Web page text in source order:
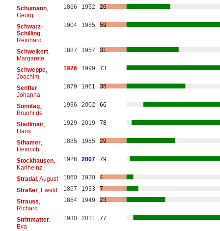
Schumann,
Georg
1866 1952 26
Schwarz-
Schilling,
Reinhard
1904 1985 59
Schweikert,
Margarete
1887 1957 31
Schweppe,
Joachim
1926 1999 73
Senfter,
Johanna
1879 1961 35
Sonntag,
Brunhilde
1936 2002 66
Stadlmair,
Hans
1929 2019 78
Sthamer,
Heinrich
1885 1955 29
Stockhausen,
Karlheinz
1928 2007 79
Stradal, August 1860 1930
4
Sträßer, Ewald 1867 1933
7
Strauss
Richard
1864 1949 23
Strittmatter,
Eva
1930 2011 77